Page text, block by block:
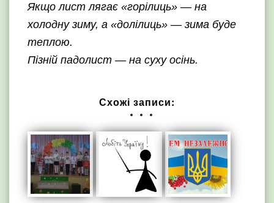
Якщо лист лягає «горілиць» — на
холодну зиму, а «долілиць» — зима буде
теплою.
Пізній падолист — на суху осінь.
Схожі записи: